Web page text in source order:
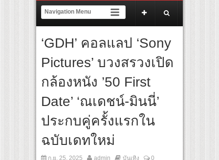
กอาย เลิกเงียบ เลิกชะล่าใจ” เรื่อง HPV ในแคมเปญ “HPV ไม่เป็นไร…ไม่ได้”
ยร์ สู่ทีมชาติไทย ชวนแฟนลูกยางใกล้ชิดนักตบสาวทีมชาติไทย 15 ส.ค.นี้
ะดับโลก “ปู่ม่านย่าม่าน” เรียนรู้นวัตกรรมผักเชียงดาใน “หอมแผ่นดินฯ”
ษ์ ‘คุณยายวรนาฏ’ (INHERIT) เตรียมคายตะขาบหนังไทยในรอบปฐมทัศน์โลก ณ เท
สุดชีวิต โกนหัวรับบทแม่ชี นำทีมนักแสดงประชันความสยอง!
Her Rules ใต้เงาจันทรา” เปิดเคมี “อุ้ม–มีนา” ประกบคู่ครั้งสำคัญ ชวนแฟนปักห
‘GDH’ คอลแลป ‘Sony
Pictures’ บวงสรวงเปิด
กล้องหนัง ’50 First
Date’ ‘ณเดชน์-มินนี่’
ประกบคู่ครั้งแรกใน
ฉบับเดทใหม่
ก.ย. 25, 2025 admin บันเทิง 0